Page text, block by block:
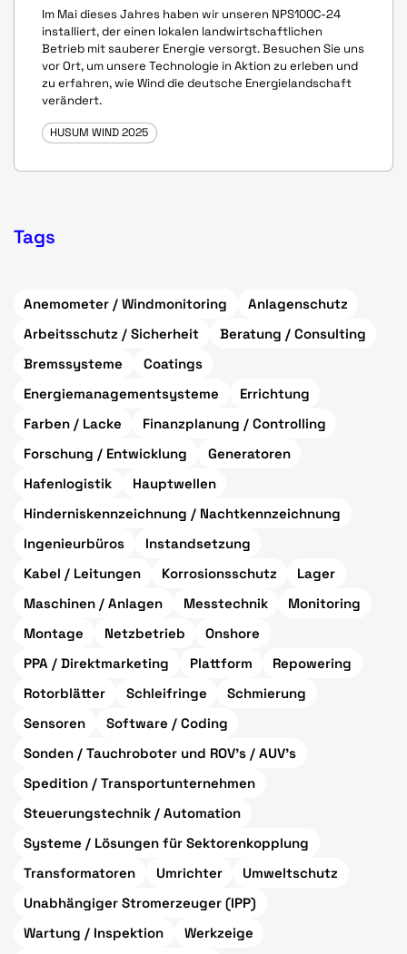
Im Mai dieses Jahres haben wir unseren NPS100C-24
installiert, der einen lokalen landwirtschaftlichen
Betrieb mit sauberer Energie versorgt. Besuchen Sie uns
vor Ort, um unsere Technologie in Aktion zu erleben und
zu erfahren, wie Wind die deutsche Energielandschaft
verändert.
HUSUM WIND 2025
Tags
Anemometer / Windmonitoring
Anlagenschutz
Arbeitsschutz / Sicherheit
Beratung / Consulting
Bremssysteme
Coatings
Energiemanagementsysteme
Errichtung
Farben / Lacke
Finanzplanung / Controlling
Forschung / Entwicklung
Generatoren
Hafenlogistik
Hauptwellen
Hinderniskennzeichnung / Nachtkennzeichnung
Ingenieurbüros
Instandsetzung
Kabel / Leitungen
Korrosionsschutz
Lager
Maschinen / Anlagen
Messtechnik
Monitoring
Montage
Netzbetrieb
Onshore
PPA / Direktmarketing
Plattform
Repowering
Rotorblätter
Schleifringe
Schmierung
Sensoren
Software / Coding
Sonden / Tauchroboter und ROV's / AUV's
Spedition / Transportunternehmen
Steuerungstechnik / Automation
Systeme / Lösungen für Sektorenkopplung
Transformatoren
Umrichter
Umweltschutz
Unabhängiger Stromerzeuger (IPP)
Wartung / Inspektion
Werkzeige